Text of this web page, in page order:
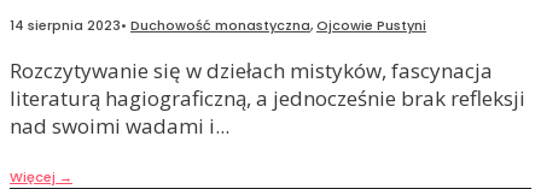
14 sierpnia 2023• Duchowość monastyczna,Ojcowie Pustyni
Rozczytywanie się w dziełach mistyków, fascynacja
literaturą hagiograficzną, a jednocześnie brak refleksji
nad swoimi wadami i...
Więcej →